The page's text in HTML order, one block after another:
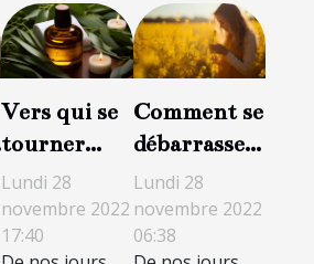
Vers qui se
tourner
pour des
traitements
corporels et
Lundi 28
novembre 2022
17:40
Comment se
débarrasser
des allergies
au pollen ?
Lundi 28
novembre 2022
06:38